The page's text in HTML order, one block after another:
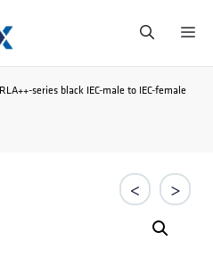
series black IEC-male to IEC-female
< >